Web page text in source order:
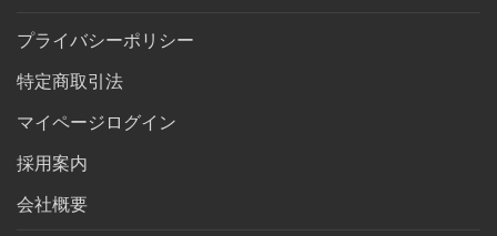
プライバシーポリシー
特定商取引法
マイページログイン
採用案内
会社概要